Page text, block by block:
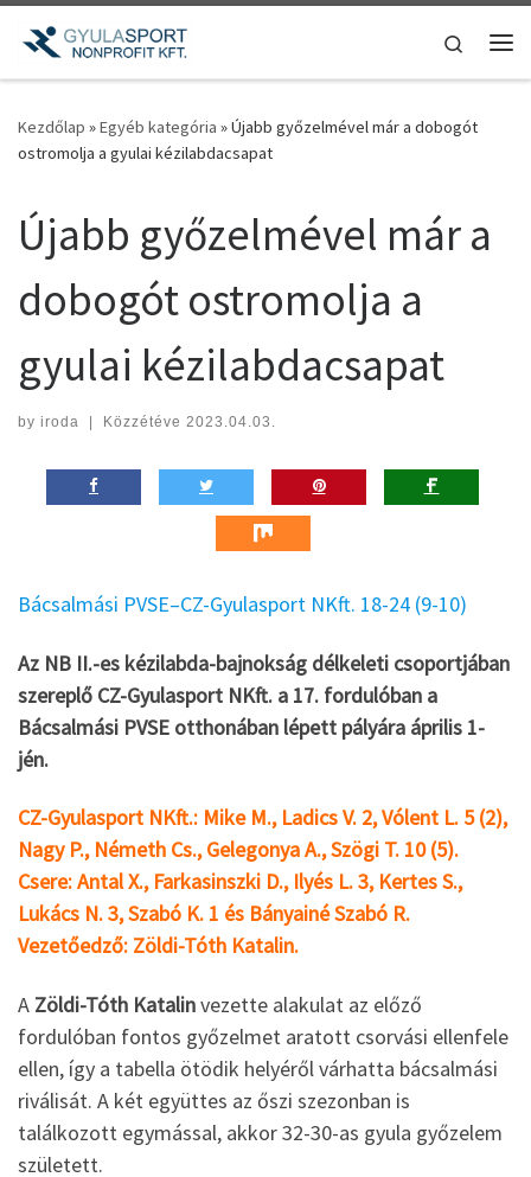
Teljes tartalom megjelenítése
Search
Kezdőlap »Egyéb kategória »Újabb győzelmével már a dobogót
ostromolja a gyulai kézilabdacsapat
Újabb győzelmével már a
dobogót ostromolja a
gyulai kézilabdacsapat
by iroda | Közzétéve 2023.04.03.
Bácsalmási PVSE–CZ-Gyulasport NKft. 18-24 (9-10)
Az NB II.-es kézilabda-bajnokság délkeleti csoportjában
szereplő CZ-Gyulasport NKft. a 17. fordulóban a
Bácsalmási PVSE otthonában lépett pályára április 1-
jén.
CZ-Gyulasport NKft.: Mike M., Ladics V. 2, Vólent L. 5 (2),
Nagy P., Németh Cs., Gelegonya A., Szögi T. 10 (5).
Csere: Antal X., Farkasinszki D., Ilyés L. 3, Kertes S.,
Lukács N. 3, Szabó K. 1 és Bányainé Szabó R.
Vezetőedző: Zöldi-Tóth Katalin.
A Zöldi-Tóth Katalinvezette alakulat az előző
fordulóban fontos győzelmet aratott csorvási ellenfele
ellen, így a tabella ötödik helyéről várhatta bácsalmási
riválisát. A két együttes az őszi szezonban is
találkozott egymással, akkor 32-30-as gyula győzelem
született.